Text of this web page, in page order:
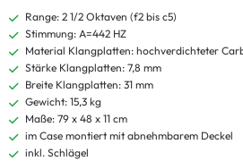
Range: 2 1/2 Oktaven (f2 bis c5)
Stimmung: A=442 HZ
Material Klangplatten: hochverdichteter
Stärke Klangplatten: 7,8 mm
Breite Klangplatten: 31 mm
Gewicht: 15,3 kg
Maße: 79 x 48 x 11 cm
im Case montiert mit abnehmbarem Deckel
inkl. Schlägel